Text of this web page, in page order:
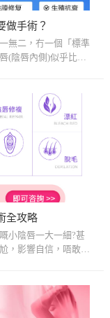
做手術？
無二，冇一個「標準
(陰唇內側)似乎比一
全攻略
小陰唇一大一細?甚
，影響自信，唔敢喺